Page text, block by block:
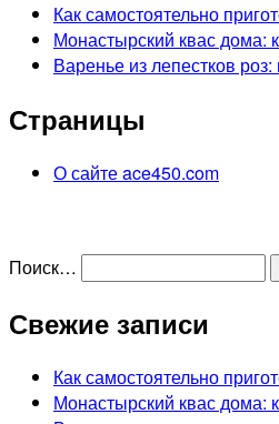
Как самостоятельно
Монастырский квас дома:
Варенье из лепестков
Страницы
О сайте ace450.com
Поиск…
Свежие записи
Как самостоятельно
Монастырский квас дома: